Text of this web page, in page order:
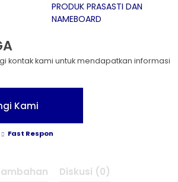
PRODUK PRASASTI DAN
NAMEBOARD
kontak kami untuk mendapatkan informasi
Kami
Fast Respon
Diskusi (0)